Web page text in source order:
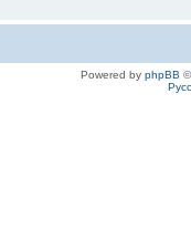
Powered by phpBB